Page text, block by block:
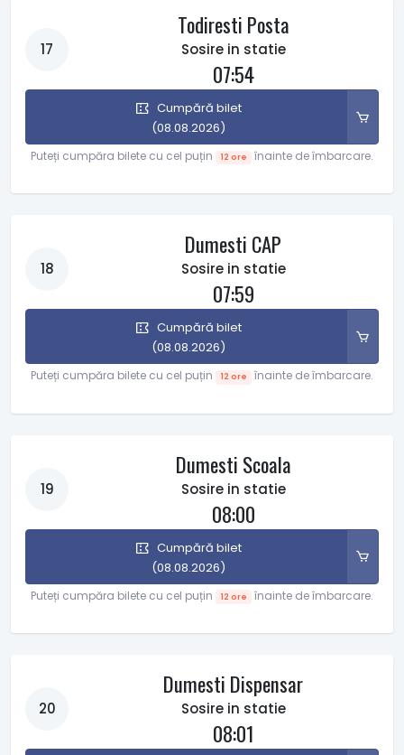
17
Todiresti Posta
Sosire in statie
07:54
Cumpără bilet
(08.08.2026)
Puteți cumpăra bilete cu cel puțin 12 ore înainte de îmbarcare.
18
Dumesti CAP
Sosire in statie
07:59
Cumpără bilet
(08.08.2026)
Puteți cumpăra bilete cu cel puțin 12 ore înainte de îmbarcare.
19
Dumesti Scoala
Sosire in statie
08:00
Cumpără bilet
(08.08.2026)
Puteți cumpăra bilete cu cel puțin 12 ore înainte de îmbarcare.
20
Dumesti Dispensar
Sosire in statie
08:01